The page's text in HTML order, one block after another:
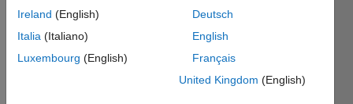
Ireland (English)
Italia (Italiano)
Luxembourg (English)
Deutsch
English
Français
United Kingdom (English)